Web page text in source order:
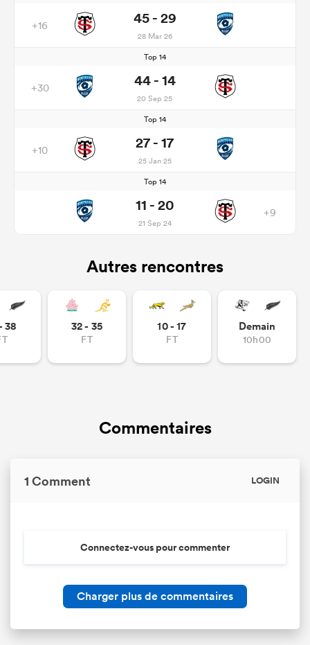
+16 45 - 29
28 Mar 26
Top 14
+30 44 - 14
20 Sep 25
Top 14
+10 27 - 17
25 Jan 25
Top 14
11 - 20
21 Sep 24
+9
Autres rencontres
38 32 - 35
FT
10 - 17
FT
Demain
10h00
Commentaires
1 Comment LOGIN
Connectez-vous pour commenter
Charger plus de commentaires